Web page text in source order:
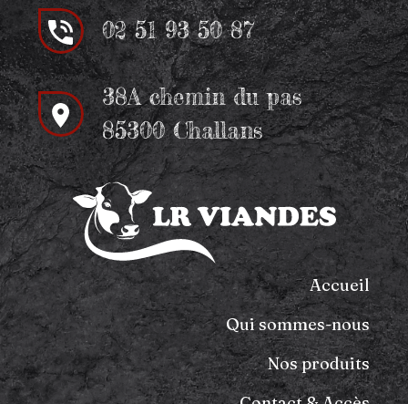
02 51 93 50 87
38A chemin du pas
85300 Challans
Accueil
Qui sommes-nous
Nos produits